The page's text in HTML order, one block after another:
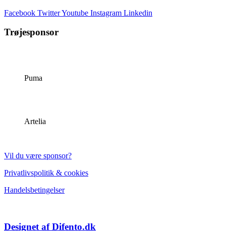
Facebook TwitterYoutube Instagram Linkedin
Trøjesponsor
Puma
Artelia
Vil du være sponsor?
Privatlivspolitik & cookies
Handelsbetingelser
Designet af Difento.dk